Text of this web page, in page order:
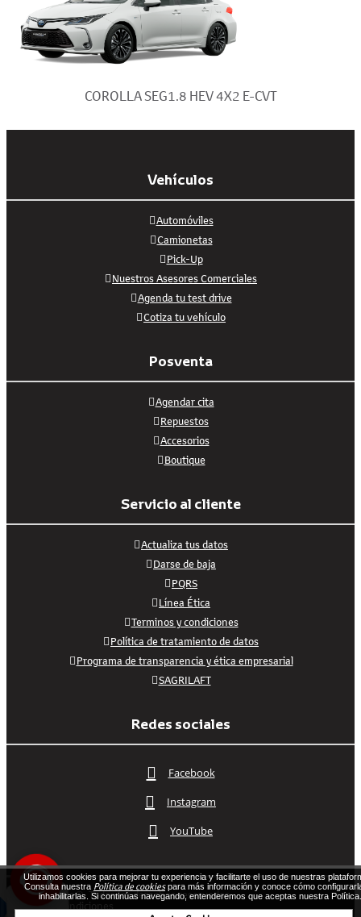
COROLLA SEG1.8 HEV 4X2 E-CVT
Vehículos
Automóviles
Camionetas
Pick-Up
Nuestros Asesores Comerciales
Agenda tu test drive
Cotiza tu vehículo
Posventa
Agendar cita
Repuestos
Accesorios
Boutique
Servicio al cliente
Actualiza tus datos
Darse de baja
PQRS
Línea Ética
Terminos y condiciones
Política de tratamiento de datos
Programa de transparencia y ética empresarial
SAGRILAFT
Redes sociales
Facebook
Instagram
YouTube
2026 Vehicafe©. Todos los derechos reservados.
Términos y condiciones
Utilizamos cookies para mejorar tu experiencia y facilitarte el uso de nuestras
Consulta nuestra Política de cookiespara más información y conoce cómo
inhabilitarlas. Si continúas navegando, entenderemos que aceptas nuestra Política.